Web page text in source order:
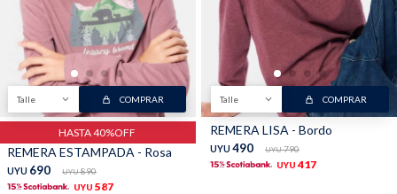
Talle COMPRAR
HASTA 40%OFF
REMERA ESTAMPADA - Rosa
UYU 690 UYU 890
UYU 587
Talle COMPRAR
REMERA LISA - Bordo
UYU 490 UYU 790
UYU 417